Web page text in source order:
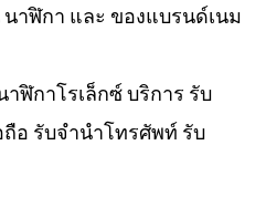
าฬิกา และ ของแบรนด์เนม
ฬิกาโรเล็กซ์ บริการ รับ
อ รับจำนำโทรศัพท์ รับ